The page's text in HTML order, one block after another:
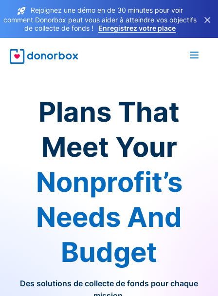
Rejoignez une démo en de 30 minutes pour voir
comment Donorbox peut vous aider à atteindre vos objectifs
de collecte de fonds !
Enregistrez votre place
×
Plans That
Meet Your
Nonprofit’s
Needs And
Budget
Des solutions de collecte de fonds pour chaque